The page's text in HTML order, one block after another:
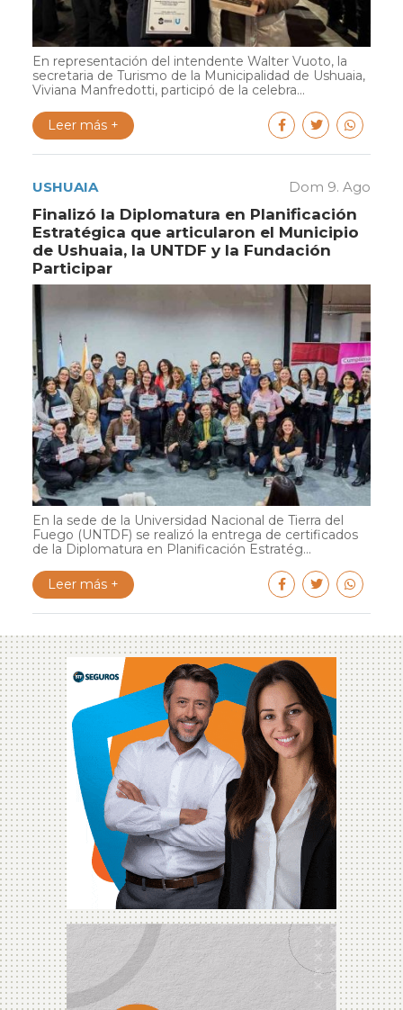
En representación del intendente Walter Vuoto, la
secretaria de Turismo de la Municipalidad de Ushuaia,
Viviana Manfredotti, participó de la celebra...
Leer más +
USHUAIA Dom 9. Ago
Finalizó la Diplomatura en Planificación
Estratégica que articularon el Municipio
de Ushuaia, la UNTDF y la Fundación
Participar
En la sede de la Universidad Nacional de Tierra del
Fuego (UNTDF) se realizó la entrega de certificados
de la Diplomatura en Planificación Estratég...
Leer más +